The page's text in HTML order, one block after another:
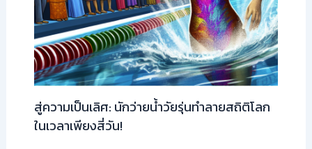
สู่ความเป็นเลิศ: นักว่ายน้ำวัยรุ่นทำลายสถิติโลก
ในเวลาเพียงสี่วัน!